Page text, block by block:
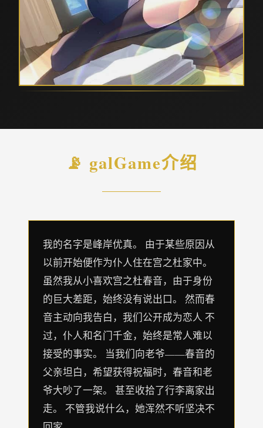
📡 galGame介绍
我的名字是峰岸优真。 由于某些原因从
以前开始便作为仆人住在宫之杜家中。
虽然我从小喜欢宫之杜春音，由于身份
的巨大差距，始终没有说出口。 然而春
音主动向我告白，我们公开成为恋人 不
过，仆人和名门千金，始终是常人难以
接受的事实。 当我们向老爷——春音的
父亲坦白，希望获得祝福时，春音和老
爷大吵了一架。 甚至收拾了行李离家出
走。 不管我说什么，她浑然不听坚决不